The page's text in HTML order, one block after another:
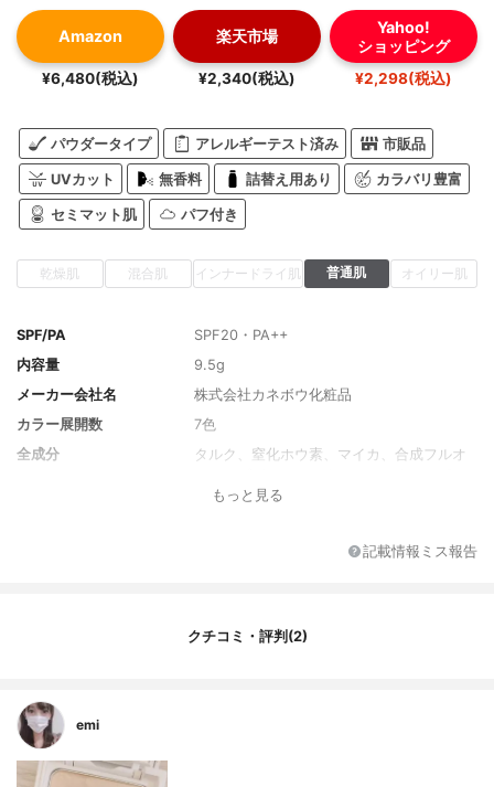
Amazon
¥6,480(税込)
楽天市場
¥2,340(税込)
Yahoo!
ショッピング
¥2,298(税込)
パウダータイプ アレルギーテスト済み 市販品
UVカット 無香料 詰替え用あり カラバリ豊富
セミマット肌 パフ付き
乾燥肌 混合肌 インナードライ肌 普通肌 オイリー肌
SPF/PA
SPF20・PA++
内容量
9.5g
メーカー会社名
株式会社カネボウ化粧品
カラー展開数
7色
全成分
タルク、窒化ホウ素、マイカ、合成フルオ
マー、ナイロン-12、(ジフェニルジメチコ
酸エチルヘキシル、ジカプリル酸PG、トリ
フルオロオクチルトリエトキシシラン、水
もっと見る
記載情報ミス報告
クチコミ・評判(2)
emi